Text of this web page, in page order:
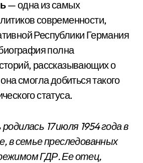
— одна из самых
современности,
Республики Германия
полна
рассказывающих о
смогла добиться такого
статуса.
17 июля 1954 года в
в семье преследованных
ГДР. Ее отец,